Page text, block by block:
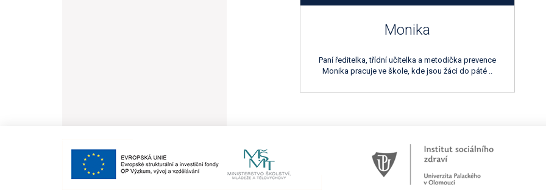
Monika
Paní ředitelka, třídní učitelka a metodička prevence
Monika pracuje ve škole, kde jsou žáci do páté ..